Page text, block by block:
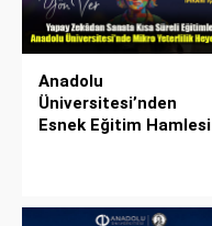
Anadolu
Üniversitesi’nden
Esnek Eğitim Hamlesi